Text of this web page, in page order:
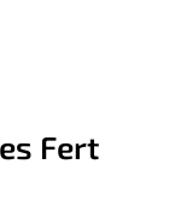
Fert